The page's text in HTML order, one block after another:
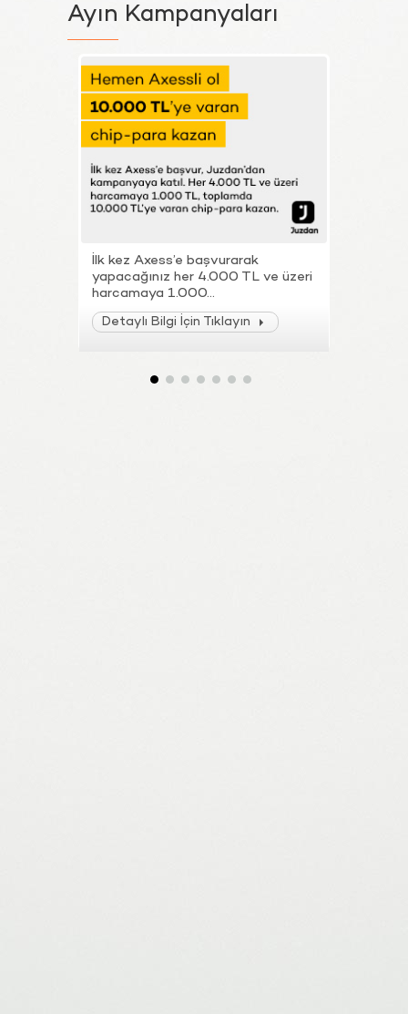
Ayın Kampanyaları
İlk kez Axess’e başvurarak
yapacağınız her 4.000 TL ve üzeri
harcamaya 1.000...
Detaylı Bilgi İçin Tıklayın